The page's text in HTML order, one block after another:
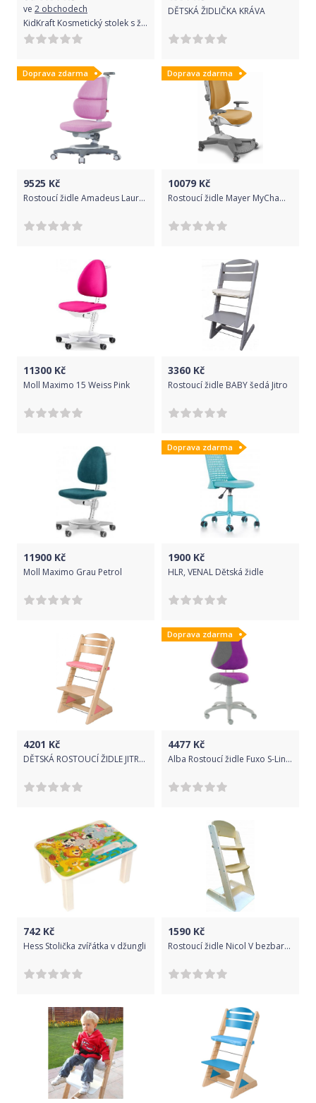
ve 2 obchodech
KidKraft Kosmetický stolek s židličkou Deluxe
DĚTSKÁ ŽIDLIČKA KRÁVA
Doprava zdarma
9525 Kč
Rostoucí židle Amadeus Laura - růžová
Doprava zdarma
10079 Kč
Rostoucí židle Mayer MyChamp - Aquaclean žlutá
11300 Kč
Moll Maximo 15 Weiss Pink
3360 Kč
Rostoucí židle BABY šedá Jitro
11900 Kč
Moll Maximo Grau Petrol
Doprava zdarma
1900 Kč
HLR, VENAL Dětská židle
4201 Kč
DĚTSKÁ ROSTOUCÍ ŽIDLE JITRO PLUS BUK LAK RŮŽOVÁ
Doprava zdarma
4477 Kč
Alba Rostoucí židle Fuxo S-Line fialová / šedá
742 Kč
Hess Stolička zvířátka v džungli
1590 Kč
Rostoucí židle Nicol V bezbarvý lak